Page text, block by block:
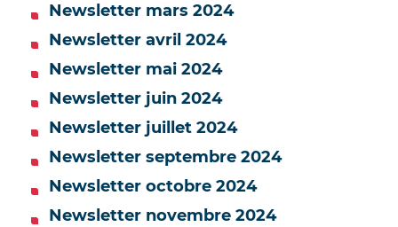
Newsletter mars 2024
Newsletter avril 2024
Newsletter mai 2024
Newsletter juin 2024
Newsletter juillet 2024
Newsletter septembre 2024
Newsletter octobre 2024
Newsletter novembre 2024